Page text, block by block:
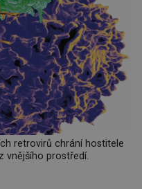
retrovirů chrání hostitele
vnějšího prostředí.